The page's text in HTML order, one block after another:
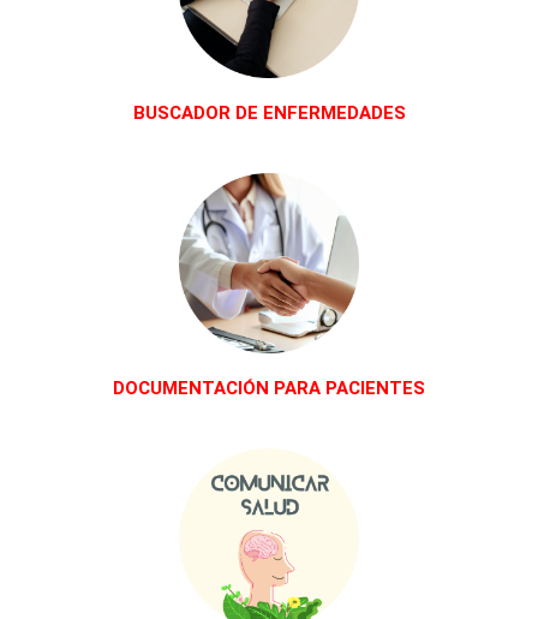
BUSCADOR DE ENFERMEDADES
DOCUMENTACIÓN PARA PACIENTES